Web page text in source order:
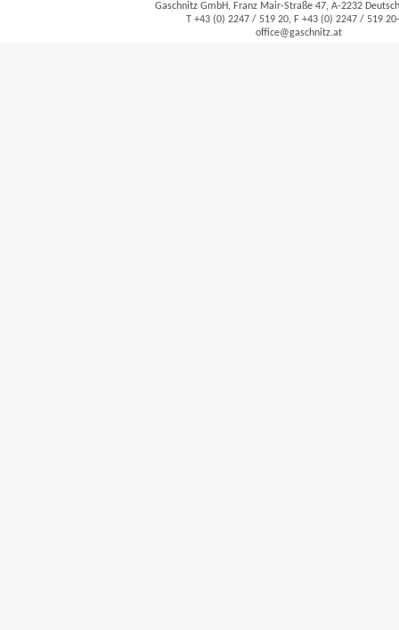
Gaschnitz GmbH, Franz Mair-Straße 47, A-2232
T +43 (0) 2247 / 519 20, F +43 (0) 2247 / 519
office@gaschnitz.at